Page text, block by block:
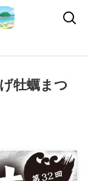
牡蠣まつ